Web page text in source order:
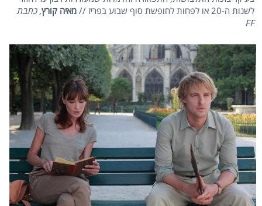
לשנות ה-20 או לפחות לחופשת סוף שבוע בפריז //
מאיה קורץ, כתבת
FF